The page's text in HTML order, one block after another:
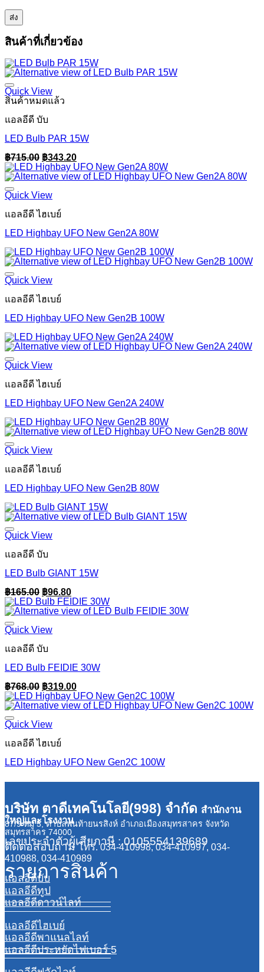
สินค้าที่เกี่ยวข้อง
Quick View
สินค้าหมดแล้ว
แอลอีดี บับ
LED Bulb PAR 15W
฿715.00 Original
price
was:
฿343.20Current
price
is:
Quick View
แอลอีดี ไฮเบย์
LED Highbay UFO New Gen2A 80W
Quick View
แอลอีดี ไฮเบย์
LED Highbay UFO New Gen2B 100W
Quick View
แอลอีดี ไฮเบย์
LED Highbay UFO New Gen2A 240W
Quick View
แอลอีดี ไฮเบย์
LED Highbay UFO New Gen2B 80W
Quick View
แอลอีดี บับ
LED Bulb GIANT 15W
฿165.00 Original
price
was:
฿96.80Current
price
is:
Quick View
แอลอีดี บับ
LED Bulb FEIDIE 30W
฿768.00 Original
price
was:
฿319.00Current
price
is:
Quick View
แอลอีดี ไฮเบย์
LED Highbay UFO New Gen2C 100W
บริษัท ตาดีเทคโนโลยี(998) จำกัด สำนักงาน
ใหญ่และโรงงาน
87/9 หมู่ 5, ตำบลพันท้ายนรสิงห์ อำเภอเมืองสมุทรสาคร จังหวัด
สมุทรสาคร 74000
เลขประจำตัวผู้เสียภาษี : 0105554139689
ติดต่อสอบถามโทร. 034-410998, 034-410997, 034-
410988, 034-410989
รายการสินค้า
แอลอีดีบับ
แอลอีดีทูป
แอลอีดีดาวน์ไลท์
แอลอีดีไฮเบย์
แอลอีดีพาแนลไลท์
แอลอีดีประหยัดไฟเบอร์ 5